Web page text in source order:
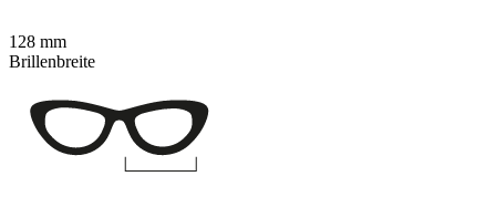
128 mm
Brillenbreite